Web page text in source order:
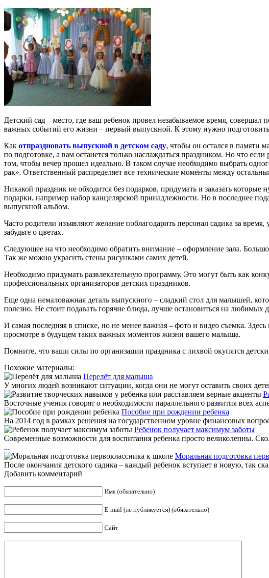
Детский сад – место, где ваш ребенок провел незабываемое время,
важных событий его жизни – первый выпускной. К этому нужно
Как отпраздновать выпускной в детском саду, чтобы он остался в памяти
по подготовке, а вам останется только наслаждаться праздником. Но что
том, чтобы вечер прошел идеально. В таком случае необходимо выбрать
рак». Ответственный распределяет все технические моменты между
Никакой праздник не обходится без подарков, придумать и заказать
подарки, например набор канцелярской принадлежности. Но в последнее
выпускной альбом.
Часто родители изъявляют желание поблагодарить персонал садика за
забудьте о цветах.
Следующее на что необходимо обратить внимание – оформление зала.
Так же можно украсить стены рисунками самих детей.
Необходимо придумать развлекательную программу. Это могут быть как
профессиональных организаторов детских праздников.
Еще одна немаловажная деталь выпускного – сладкий стол для малышей,
полезно. Не стоит подавать горячие блюда, лучше остановиться на любимых
И самая последняя в списке, но не менее важная – фото и видео съемка.
просмотре в будущем таких важных моментов жизни вашего малыша.
Помните, что ваши силы по организации праздника с лихвой окупятся
Похожие материалы:
Перелёт для малыша
У многих людей возникают ситуации, когда они не могут оставить своих
Восточные учения говорят о необходимости параллельного развития всех
Пособие при рождении ребенка
На 2014 год в рамках решения на государственном уровне финансовых
Ребенок получает максимум заботы
Современные возможности для воспитания ребенка просто великолепны.
...
Моральная подготовка
После окончания детского садика – каждый ребенок вступает в новую, так
Добавить комментарий
Имя (обязательно)
E-mail (не публикуется) (обязательно)
Сайт